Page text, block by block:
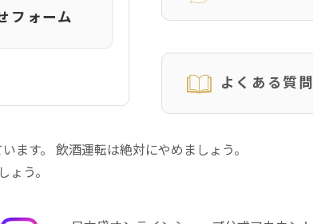
フォーム
よくある質問
ます。 飲酒運転は絶対にやめましょう。
う。